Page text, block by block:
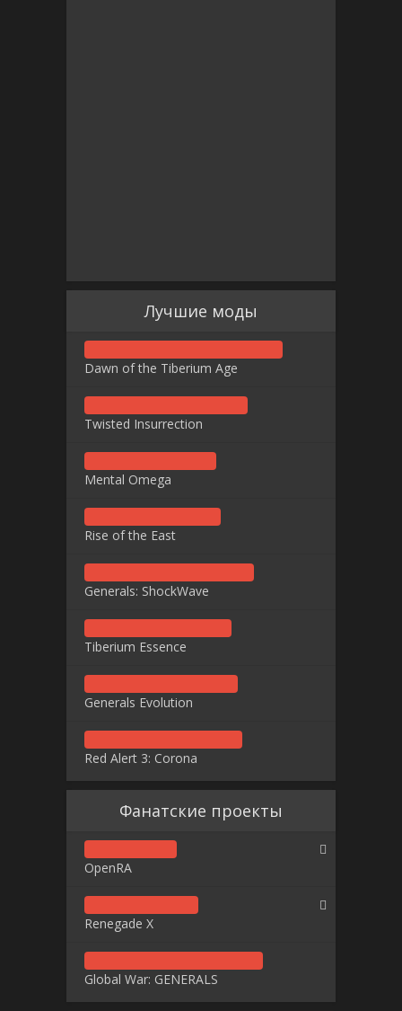
Лучшие моды
Dawn of the Tiberium Age
Twisted Insurrection
Mental Omega
Rise of the East
Generals: ShockWave
Tiberium Essence
Generals Evolution
Red Alert 3: Corona
Фанатские проекты
OpenRA
Renegade X
Global War: GENERALS